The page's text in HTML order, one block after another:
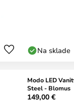
Na sklade
Modo LED
Steel - Blomus
149,00 €